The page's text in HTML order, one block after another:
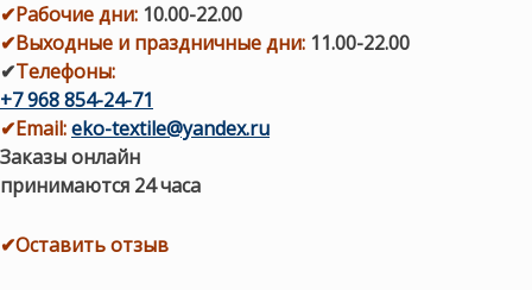
✔Рабочие дни: 10.00-22.00
✔Выходные и праздничные дни: 11.00-22.00
✔Телефоны:
+7 968 854-24-71
✔Email:eko-textile@yandex.ru
Заказы онлайн
принимаются 24 часа
✔Оставить отзыв